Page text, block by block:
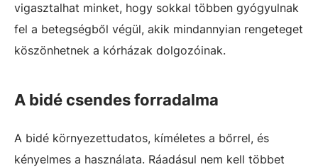
vigasztalhat minket, hogy sokkal többen gyógyulnak
fel a betegségből végül, akik mindannyian rengeteget
köszönhetnek a kórházak dolgozóinak.
A bidé csendes forradalma
A bidé környezettudatos, kíméletes a bőrrel, és
kényelmes a használata. Ráadásul nem kell többet